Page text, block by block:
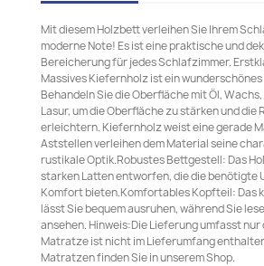
Mit diesem Holzbett verleihen Sie Ihrem
moderne Note! Es ist eine praktische und
Bereicherung für jedes Schlafzimmer.
Massives Kiefernholz ist ein
Behandeln Sie die Oberfläche mit Öl,
Lasur, um die Oberfläche zu stärken und die
erleichtern. Kiefernholz weist eine gerade
Aststellen verleihen dem Material seine
rustikale Optik.Robustes Bettgestell: Das
starken Latten entworfen, die die benötigte
Komfort bieten.Komfortables Kopfteil: Das
lässt Sie bequem ausruhen, während Sie
ansehen. Hinweis:Die Lieferung umfasst nur
Matratze ist nicht im Lieferumfang
Matratzen finden Sie in unserem Shop.